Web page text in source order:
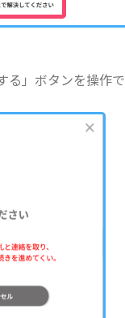
る」ボタンを操作